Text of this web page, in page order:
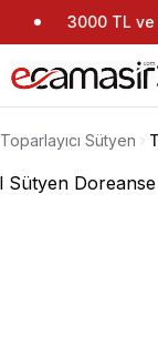
3000 TL ve
Toparlayıcı Sütyen